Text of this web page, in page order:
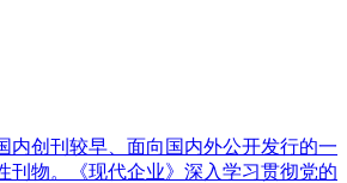
内创刊较早、面向国内外公开发行的一
刊物。《现代企业》深入学习贯彻党的